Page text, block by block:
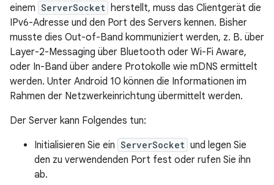
einem ServerSocket herstellt, muss das Clientgerät die
IPv6-Adresse und den Port des Servers kennen. Bisher
musste dies Out-of-Band kommuniziert werden, z. B. über
Layer-2-Messaging über Bluetooth oder Wi-Fi Aware,
oder In-Band über andere Protokolle wie mDNS ermittelt
werden. Unter Android 10 können die Informationen im
Rahmen der Netzwerkeinrichtung übermittelt werden.
Der Server kann Folgendes tun:
Initialisieren Sie ein ServerSocket und legen Sie
den zu verwendenden Port fest oder rufen Sie ihn
ab.